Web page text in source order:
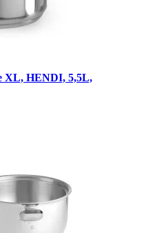
XL, HENDI, 5,5L,